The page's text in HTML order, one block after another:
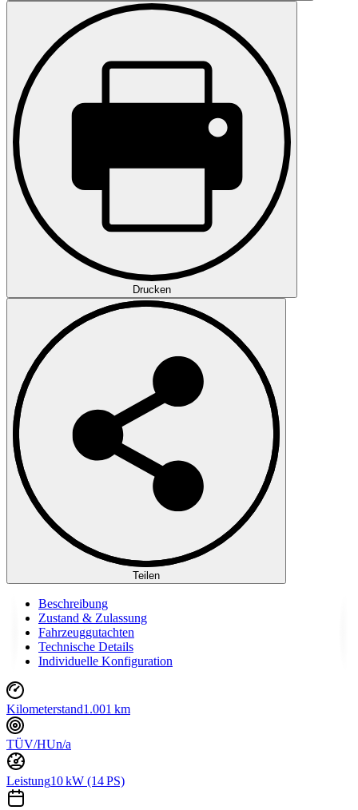
Drucken
Teilen
Beschreibung
Zustand & Zulassung
Fahrzeuggutachten
Technische Details
Individuelle Konfiguration
Kilometerstand1.001 km
TÜV/HUn/a
Leistung10 kW (14 PS)